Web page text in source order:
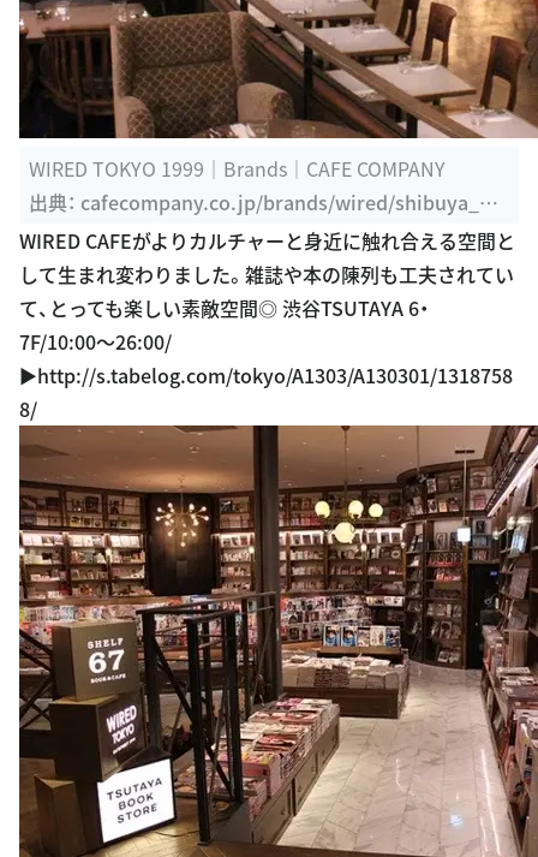
WIRED TOKYO 1999｜Brands｜CAFE COMPANY
出典： cafecompany.co.jp/brands/wired/shibuya_qfr
ont
WIRED CAFEがよりカルチャーと身近に触れ合える空間と
して生まれ変わりました。雑誌や本の陳列も工夫されてい
て、とっても楽しい素敵空間◎ 渋谷TSUTAYA 6・
7F/10:00〜26:00/
▶︎http://s.tabelog.com/tokyo/A1303/A130301/1318758
8/